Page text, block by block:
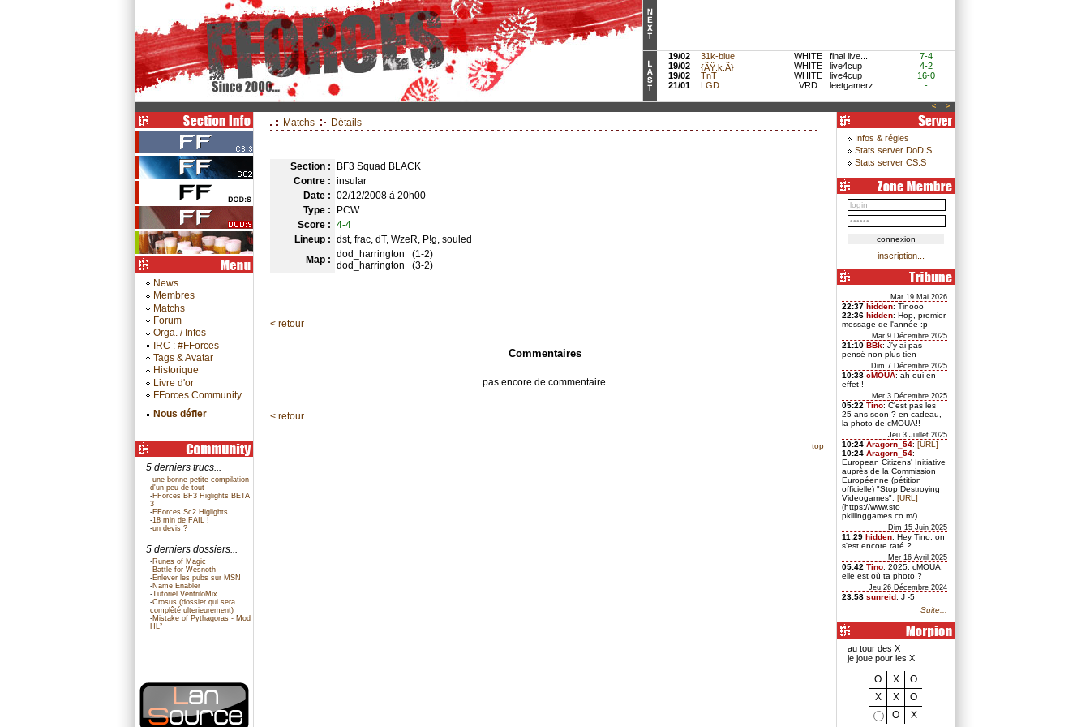
19/02 31k-blue WHITE final live...
7-4
19/02
{ÃŸ.k.Ã} WHITE live4cup
4-2
19/02
TnT WHITE live4cup
16-0
21/01
LGD VRD leetgamerz -
< >
News
Membres
Matchs
Forum
Orga. / Infos
IRC : #FForces
Tags & Avatar
Historique
Livre d'or
FForces Community
Nous défier
5 derniers trucs...
-une bonne petite compilation
d'un peu de tout
-FForces BF3 Higlights BETA
3
-FForces Sc2 Higlights
-18 min de FAIL !
-un devis ?
5 derniers dossiers...
-Runes of Magic
-Battle for Wesnoth
-Enlever les pubs sur MSN
-Name Enabler
-Tutoriel VentriloMix
-Crosus (dossier qui sera
complêté ulterieurement)
-Mistake of Pythagoras - Mod
HL²
Matchs Détails
Section :
BF3 Squad BLACK
Contre : insular
Date : 02/12/2008 à 20h00
Type :
PCW
Score : 4-4
Lineup : dst, frac, dT, WzeR, P!g, souled
Map : dod_harrington (1-2)
dod_harrington (3-2)
< retour
Commentaires
pas encore de commentaire.
< retour
top
Infos & régles
Stats server DoD:S
Stats server CS:S
inscription...
Mar 19 Mai 2026
22:37 hidden: Tinooo
22:36 hidden: Hop, premier
message de l'année :p
Mar 9 Décembre 2025
21:10 BBk: J'y ai pas
pensé non plus tien
Dim 7 Décembre 2025
10:38 cMOUA: ah oui en
effet !
Mer 3 Décembre 2025
05:22 Tino: C'est pas les
25 ans soon ? en cadeau,
la photo de cMOUA!!
Jeu 3 Juillet 2025
10:24 Aragorn_54: [URL]
10:24 Aragorn_54:
European Citizens' Initiative
auprès de la Commission
Européenne (pétition
officielle) "Stop Destroying
Videogames": [URL]
(https://www.sto
pkillinggames.co m/)
Dim 15 Juin 2025
11:29 hidden: Hey Tino, on
s'est encore raté ?
Mer 16 Avril 2025
05:42 Tino: 2025, cMOUA,
elle est où ta photo ?
Jeu 26 Décembre 2024
23:58 sunreid: J -5
Suite...
au tour des X
je joue pour les X
O X
O
X
X
O
O
X